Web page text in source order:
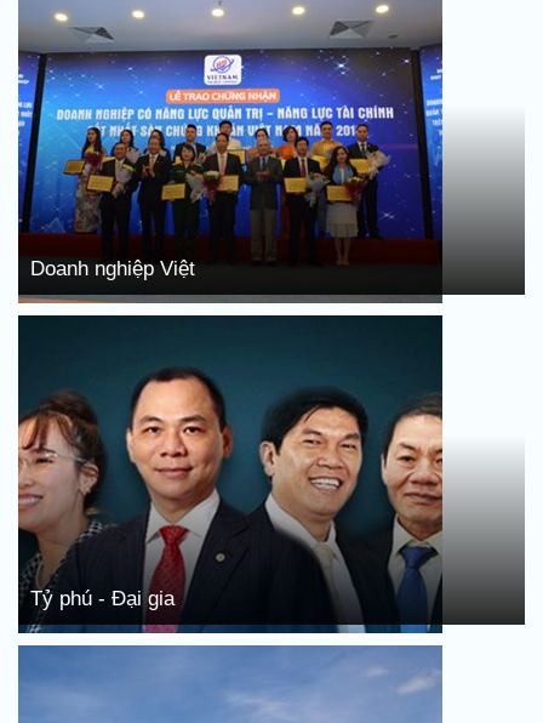
Doanh nghiệp Việt
Tỷ phú - Đại gia